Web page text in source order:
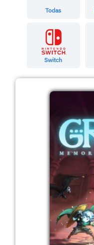
Todas
Switch